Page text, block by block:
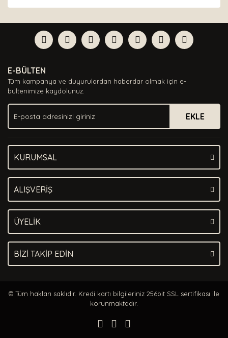
Yorum Yaz
formunu kullanarak tarafımıza iletebilirsiniz.
Görüş ve önerileriniz için teşekkür ederiz.
Ürün açıklamasında eksik bilgiler bulunuyor.
Ürün bilgilerinde hatalar bulunuyor.
Ürün fiyatı diğer sitelerden daha pahalı.
Bu ürüne benzer farklı alternatifler olmalı.
E-BÜLTEN
Tüm kampanya ve duyurulardan haberdar olmak için e-
bültenimize kaydolunuz.
EKLE
KURUMSAL
ALIŞVERİŞ
ÜYELİK
BİZİ TAKİP EDİN
© Tüm hakları saklıdır. Kredi kartı bilgileriniz 256bit SSL sertifikası ile
korunmaktadır.